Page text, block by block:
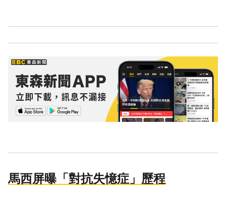
馬西屏曝「對抗失憶症」歷程